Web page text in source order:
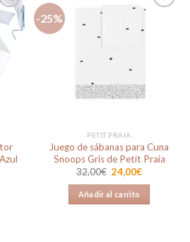
la
de
-25%
PETIT PRAIA
Juego de sábanas para Cuna
Snoops Gris de Petit Praia
32,00€ El
precio
original
era:
32,00€.
24,00€El
24,00€.
Añadir al carrito